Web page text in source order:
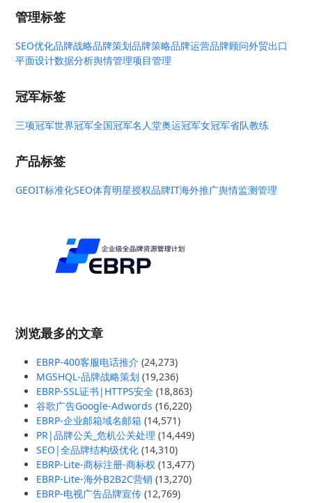
管理标签
SEO优化品牌战略品牌策划品牌策略品牌运营品牌顾问外贸出口
平面设计数据分析舆情管理项目管理
冠军标签
三项冠军世界冠军全国冠军名人堂奥运冠军女冠军省队教练
产品标签
GEOIT标准化SEO体育明星授权品牌IT海外推广舆情监测管理
浏览最多的文章
EBRP-400客服电话推介 (24,273)
MGSHQL-品牌战略策划 (19,236)
EBRP-SSL证书|HTTPS安全 (18,863)
谷歌广告Google-Adwords (16,220)
EBRP-企业邮箱域名邮箱 (14,571)
PR|品牌公关_危机公关处理 (14,449)
SEO|全品牌结构级优化 (14,310)
EBRP-Lite-商标注册-商标权 (13,477)
EBRP-Lite-海外B2B2C营销 (13,270)
EBRP-电视广告品牌宣传 (12,769)